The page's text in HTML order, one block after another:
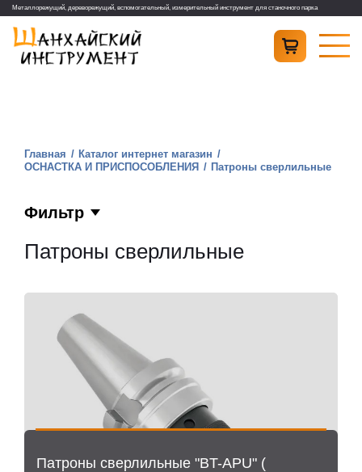
Металлорежущий, дереворежущий, вспомогательный, измерительный инструмент для станочного парка
Главная
Каталог интернет магазин
ОСНАСТКА И ПРИСПОСОБЛЕНИЯ
Патроны сверлильные
Фильтр
Патроны сверлильные
Патроны сверлильные "BT-APU" (